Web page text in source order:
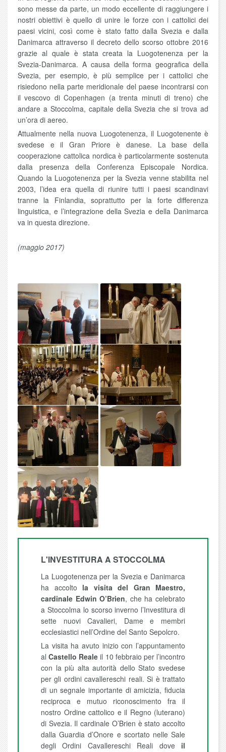
sono messe da parte, un modo eccellente di raggiungere i
nostri obiettivi è quello di unire le forze con i cattolici dei
paesi vicini, così come è stato fatto dalla Svezia e dalla
Danimarca attraverso il decreto dello scorso ottobre 2016
grazie al quale è stata creata la Luogotenenza per la
Svezia-Danimarca. A causa della forma geografica della
Svezia, per esempio, è più semplice per i cattolici che
risiedono nella parte meridionale del paese incontrarsi con
il vescovo di Copenhagen (a trenta minuti di treno) che
andare a Stoccolma, capitale della Svezia che si trova ad
un’ora di aereo.
Attualmente nella nuova Luogotenenza, il Luogotenente è
svedese e il Gran Priore è danese. La base della
cooperazione cattolica nordica è particolarmente sostenuta
dalla presenza della Conferenza Episcopale Nordica.
Quando la Luogotenenza per la Svezia venne stabilita nel
2003, l’idea era quella di riunire tutti i paesi scandinavi
tranne la Finlandia, soprattutto per la forte differenza
linguistica, e l’integrazione della Svezia e della Danimarca
va in questa direzione.
(maggio 2017)
L'INVESTITURA A STOCCOLMA
La Luogotenenza per la Svezia e Danimarca
ha accolto la visita del Gran Maestro,
cardinale Edwin O’Brien, che ha celebrato
a Stoccolma lo scorso inverno l’Investitura di
sette nuovi Cavalieri, Dame e membri
ecclesiastici nell’Ordine del Santo Sepolcro.
La visita ha avuto inizio con l’appuntamento
alCastello Realeil 10 febbraio per l’incontro
con la più alta autorità dello Stato svedese
per gli ordini cavallereschi reali. Si è trattato
di un segnale importante di amicizia, fiducia
reciproca e mutuo riconoscimento fra il
nostro Ordine cattolico e il Regno (luterano)
di Svezia. Il cardinale O’Brien è stato accolto
dalla Guardia d’Onore e scortato nelle Sale
degli Ordini Cavallereschi Reali dove il